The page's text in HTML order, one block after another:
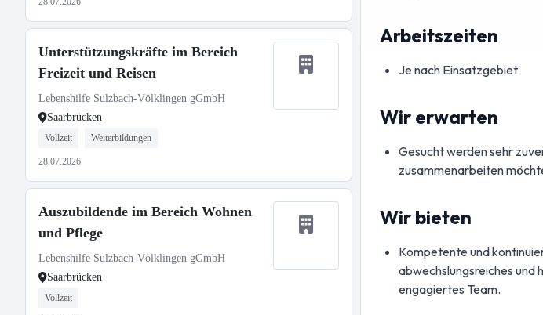
Unterstützungskräfte im Bereich
Freizeit und Reisen
Lebenshilfe Sulzbach-Völklingen gGmbH
Saarbrücken
Vollzeit Weiterbildungen
28.07.2026
Auszubildende im Bereich Wohnen
und Pflege
Lebenshilfe Sulzbach-Völklingen gGmbH
Saarbrücken
Vollzeit